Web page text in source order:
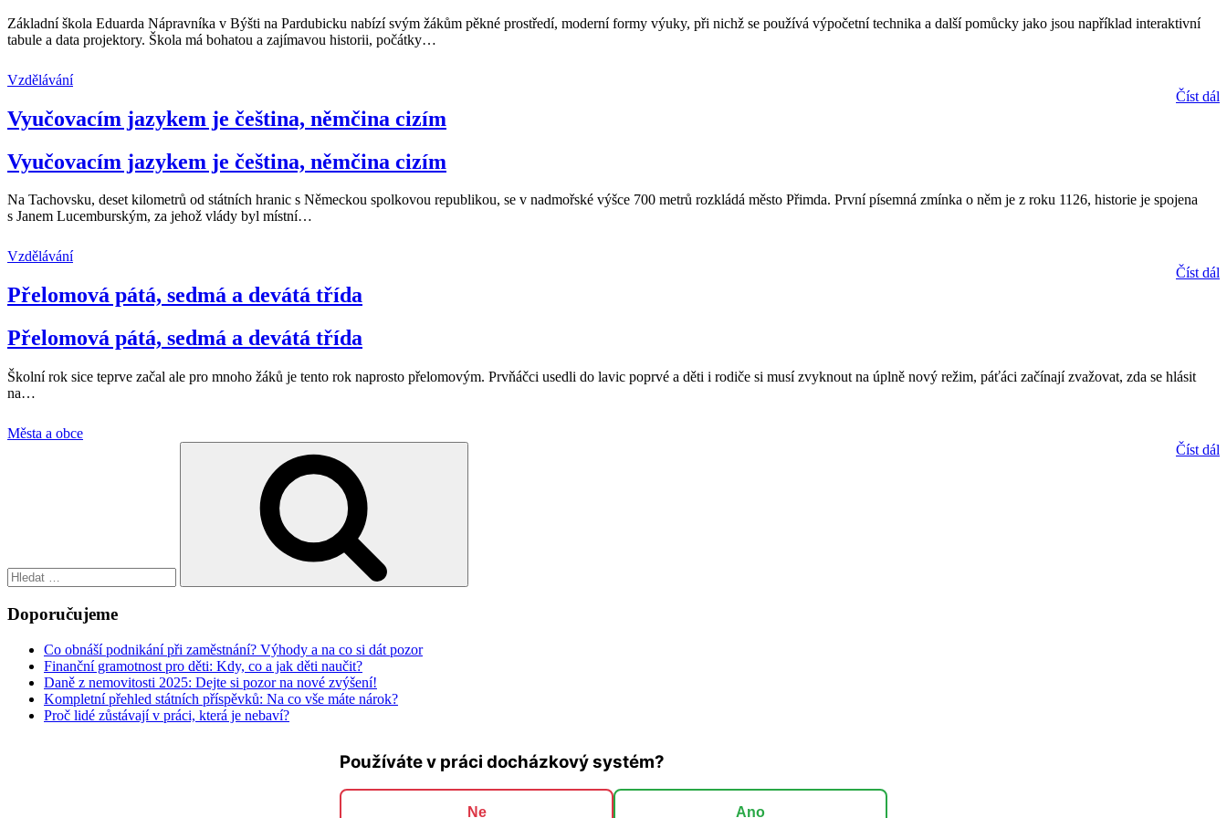
Základní škola Eduarda Nápravníka v Býšti na Pardubicku nabízí svým žákům pěkné prostředí, moderní formy výuky, při nichž se používá výpočetní technika a další pomůcky jako jsou například interaktivní
tabule a data projektory. Škola má bohatou a zajímavou historii, počátky…
Vzdělávání
Číst dál
Vyučovacím jazykem je čeština, němčina cizím
Vyučovacím jazykem je čeština, němčina cizím
Na Tachovsku, deset kilometrů od státních hranic s Německou spolkovou republikou, se v nadmořské výšce 700 metrů rozkládá město Přimda. První písemná zmínka o něm je z roku 1126, historie je spojena
s Janem Lucemburským, za jehož vlády byl místní…
Vzdělávání
Číst dál
Přelomová pátá, sedmá a devátá třída
Přelomová pátá, sedmá a devátá třída
Školní rok sice teprve začal ale pro mnoho žáků je tento rok naprosto přelomovým. Prvňáčci usedli do lavic poprvé a děti i rodiče si musí zvyknout na úplně nový režim, páťáci začínají zvažovat, zda se hlásit
na…
Města a obce
Číst dál
Doporučujeme
Co obnáší podnikání při zaměstnání? Výhody a na co si dát pozor
Finanční gramotnost pro děti: Kdy, co a jak děti naučit?
Daně z nemovitosti 2025: Dejte si pozor na nové zvýšení!
Kompletní přehled státních příspěvků: Na co vše máte nárok?
Proč lidé zůstávají v práci, která je nebaví?
Používáte v práci docházkový systém?
Ne Ano